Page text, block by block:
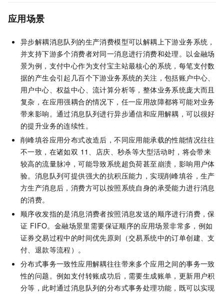
应用场景
异步解耦消息队列的生产消费模型可以解耦上下游业务系统，
并支持下游多个消费者对同一消息进行消费和处理。以金融场
景为例，支付中心作为支付宝主站最核心的系统，每笔支付数
据的产生会引起几百个下游业务系统的关注，包括账户中心、
用户中心、权益中心、流计算分析等，整体业务系统庞大而且
复杂，在应用强耦合的情况下，任一应用故障都将可能对业务
带来影响。通过消息队列进行异步通信和应用解耦，可以很好
的提升业务的连续性。
削峰填谷应用分布式改造后，不同应用能承载的性能情况往往
不一致，在诸如双 11、店庆、秒杀等大型活动时，将会带来
较高的流量脉冲，可能导致系统超负荷甚至崩溃，影响用户体
验。消息队列可提供强大的抗积压能力，实现削峰填谷，生产
方生产消息后，消费方可以按照系统自身的承受能力进行消息
的消费。
顺序收发指的是消息消费者按照消息发送的顺序进行消费，保
证 FIFO。金融场景里需要保证顺序的应用场景非常多，例如
证券交易过程中的时间优先原则（交易系统中的订单创建、支
付、退款等流程）。
分布式事务一致性应用解耦往往带来多个应用之间的事务一致
性的问题。例如支付转账成功后，需要生成账单，更新用户积
分等，此时通过消息队列的分布式事务处理功能，既可以实现